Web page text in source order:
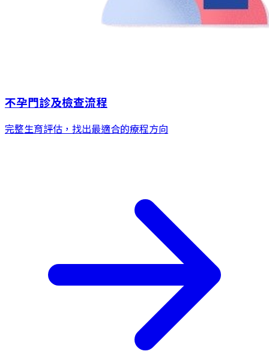
不孕門診及檢查流程
完整生育評估，找出最適合的療程方向